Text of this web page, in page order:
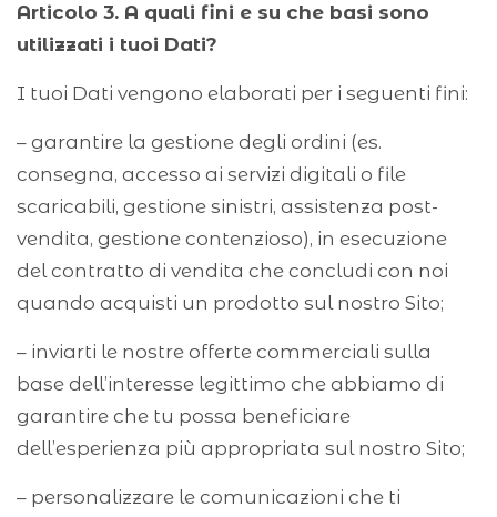
Articolo 3. A quali fini e su che basi sono
utilizzati i tuoi Dati?
I tuoi Dati vengono elaborati per i seguenti fini:
– garantire la gestione degli ordini (es.
consegna, accesso ai servizi digitali o file
scaricabili, gestione sinistri, assistenza post-
vendita, gestione contenzioso), in esecuzione
del contratto di vendita che concludi con noi
quando acquisti un prodotto sul nostro Sito;
– inviarti le nostre offerte commerciali sulla
base dell’interesse legittimo che abbiamo di
garantire che tu possa beneficiare
dell’esperienza più appropriata sul nostro Sito;
– personalizzare le comunicazioni che ti